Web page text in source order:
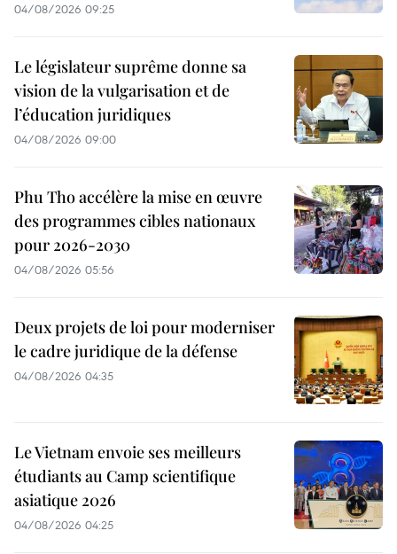
04/08/2026 09:25
Le législateur suprême donne sa
vision de la vulgarisation et de
l’éducation juridiques
04/08/2026 09:00
Phu Tho accélère la mise en œuvre
des programmes cibles nationaux
pour 2026-2030
04/08/2026 05:56
Deux projets de loi pour moderniser
le cadre juridique de la défense
04/08/2026 04:35
Le Vietnam envoie ses meilleurs
étudiants au Camp scientifique
asiatique 2026
04/08/2026 04:25